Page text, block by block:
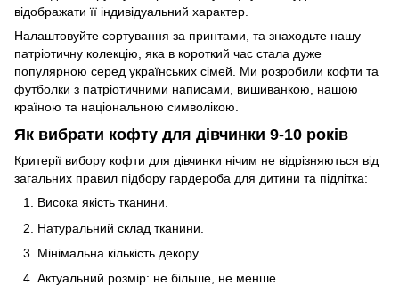
відображати її індивідуальний характер.
Налаштовуйте сортування за принтами, та знаходьте нашу
патріотичну колекцію, яка в короткий час стала дуже
популярною серед українських сімей. Ми розробили кофти та
футболки з патріотичними написами, вишиванкою, нашою
країною та національною символікою.
Як вибрати кофту для дівчинки 9-10 років
Критерії вибору кофти для дівчинки нічим не відрізняються від
загальних правил підбору гардероба для дитини та підлітка:
Висока якість тканини.
Натуральний склад тканини.
Мінімальна кількість декору.
Актуальний розмір: не більше, не менше.